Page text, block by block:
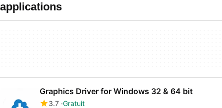
applications
Graphics Driver for Windows 32 & 64 bit
3.7 Gratuit